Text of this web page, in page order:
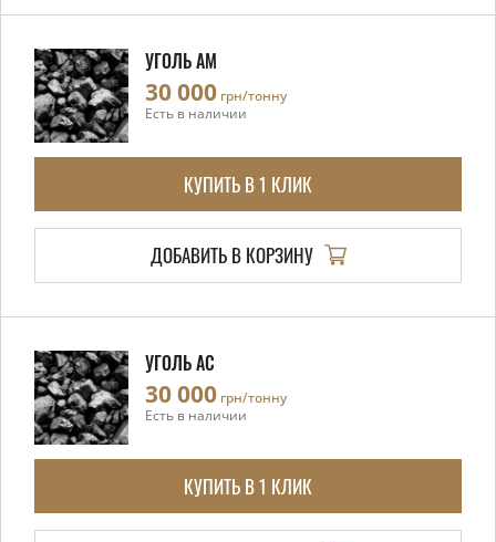
УГОЛЬ АМ
30 000 грн/тонну
Есть в наличии
КУПИТЬ В 1 КЛИК
ДОБАВИТЬ В КОРЗИНУ
УГОЛЬ АС
30 000 грн/тонну
Есть в наличии
КУПИТЬ В 1 КЛИК